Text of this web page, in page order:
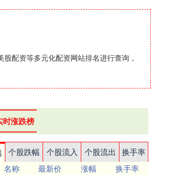
配资等多元化配资网站排名进行查询，
时涨跌榜
个股跌幅 个股流入 个股流出
换手率
名称 最新价 涨幅
换手率